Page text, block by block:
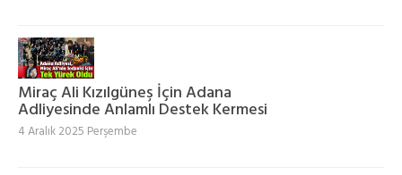
Miraç Ali Kızılgüneş İçin Adana
Adliyesinde Anlamlı Destek Kermesi
4 Aralık 2025 Perşembe